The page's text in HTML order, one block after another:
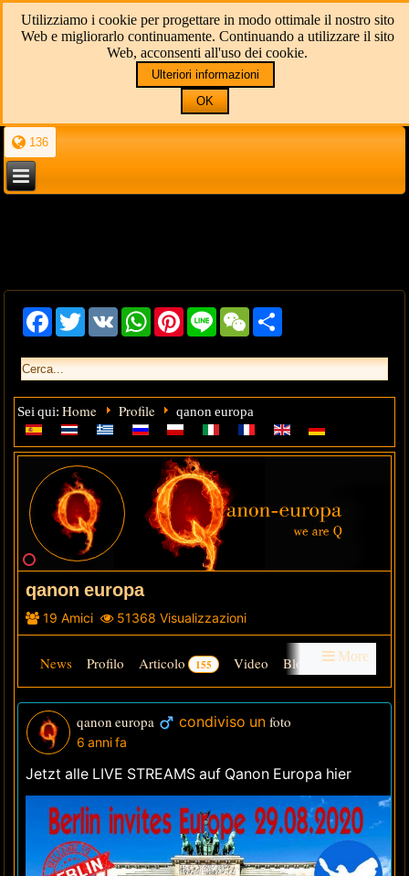
Utilizziamo i cookie per progettare in modo ottimale il nostro sito
Web e migliorarlo continuamente. Continuando a utilizzare il sito
Web, acconsenti all'uso dei cookie.
Ulteriori informazioni
OK
136
FacebookTwitterVK WhatsAppPinterest
Line WeChat
Sei qui:Home Profile qanon europa
qanon europa
Amici
19 Visualizzazioni
51368
More
News Profilo Articolo 155 Video Blog 0
Gruppi Audio Foren Galleria info friends
Ultimi visitatori
qanon europa condiviso unfoto
6 anni fa
Jetzt alle LIVE STREAMS auf Qanon Europa hier